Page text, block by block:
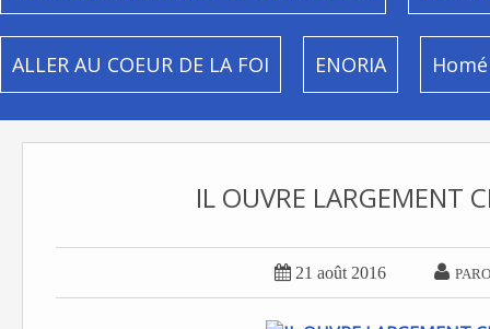
ALLER AU COEUR DE LA FOI ENORIA
IL OUVRE LARGEMENT
 21 août 2016 